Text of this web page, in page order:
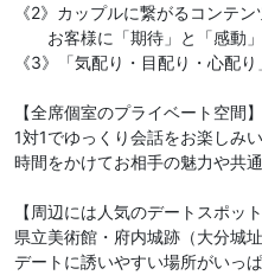
《2》カップルに繋がるコンテ
お客様に「期待」と「感動」
《3》「気配り・目配り・心配
【全席個室のプライベート空間】
1対1でゆっくり会話をお楽しみい
時間をかけてお相手の魅力や共
【周辺には人気のデートスポッ
県立美術館・府内城跡（大分城
デートに誘いやすい場所がいっ